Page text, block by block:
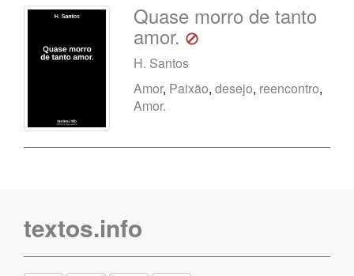
Quase morro de tanto
amor.
H. Santos
Amor, Paixão,desejo, reencontro,
Amor.
textos.info